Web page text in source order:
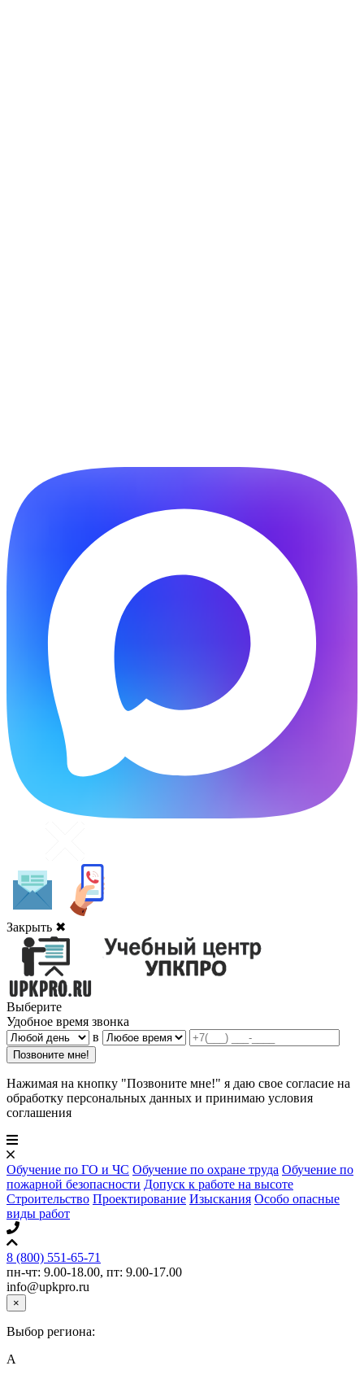
Закрыть ✖
Выберите
Удобное время звонка
в
Нажимая на кнопку "Позвоните мне!" я даю свое согласие на
обработку персональных данных и принимаю условия
соглашения
Обучение по ГО и ЧС Обучение по охране труда Обучение по
пожарной безопасности Допуск к работе на высоте
Строительство Проектирование Изыскания Особо опасные
виды работ
8 (800) 551-65-71
пн-чт: 9.00-18.00, пт: 9.00-17.00
info@upkpro.ru
×
Выбор региона:
А